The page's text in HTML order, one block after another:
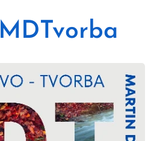
MDTvorba